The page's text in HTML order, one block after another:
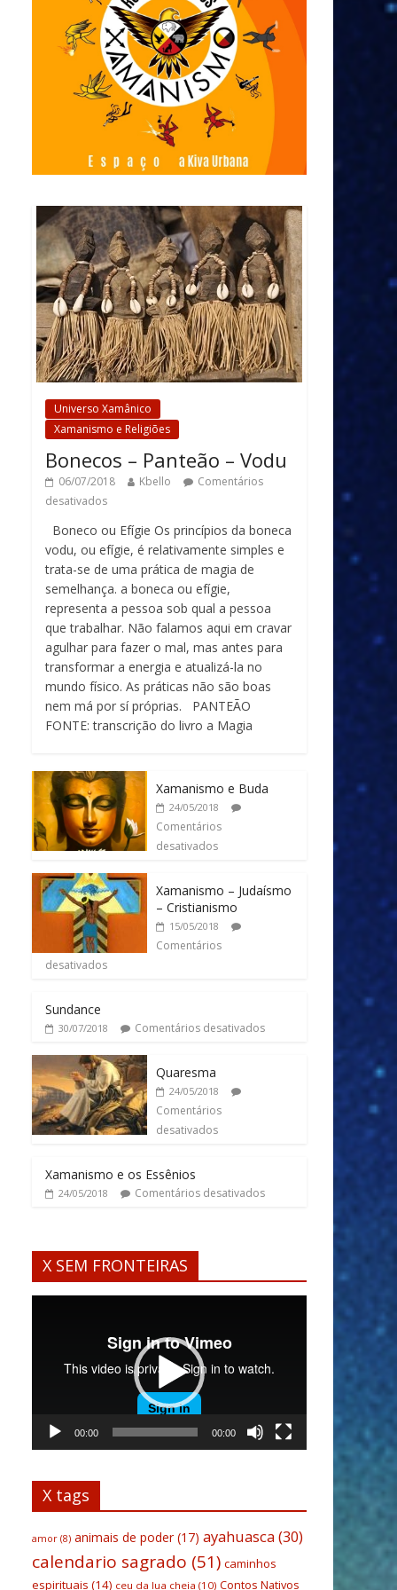
Universo Xamânico
Xamanismo e Religiões
Bonecos – Panteão – Vodu
06/07/2018 Kbello
Comentários
desativados
Boneco ou Efígie Os princípios da boneca
vodu, ou efígie, é relativamente simples e
trata-se de uma prática de magia de
semelhança. a boneca ou efígie,
representa a pessoa sob qual a pessoa
que trabalhar. Não falamos aqui em cravar
agulhar para fazer o mal, mas antes para
transformar a energia e atualizá-la no
mundo físico. As práticas não são boas
nem má por sí próprias. PANTEÃO
FONTE: transcrição do livro a Magia
Xamanismo e Buda
24/05/2018
Comentários
desativados
Xamanismo – Judaísmo
– Cristianismo
15/05/2018
Comentários
desativados
Sundance
30/07/2018 Comentários desativados
Quaresma
24/05/2018
Comentários
desativados
Xamanismo e os Essênios
24/05/2018 Comentários desativados
X SEM FRONTEIRAS
00:00 00:00
X tags
amor (8) animais de poder(17) ayahuasca(30)
calendario sagrado (51) caminhos
espirituais (14) ceu da lua cheia (10) Contos Nativos